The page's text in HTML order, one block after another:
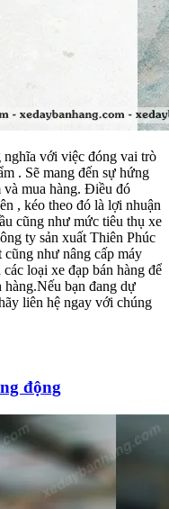
nghĩa với việc đóng vai trò
. Sẽ mang đến sự hứng
và mua hàng. Điều đó
, kéo theo đó là lợi nhuận
cũng như mức tiêu thụ xe
ty sản xuất Thiên Phúc
cũng như nâng cấp máy
loại xe đạp bán hàng để
bạn đang dự
liên hệ ngay với chúng
động